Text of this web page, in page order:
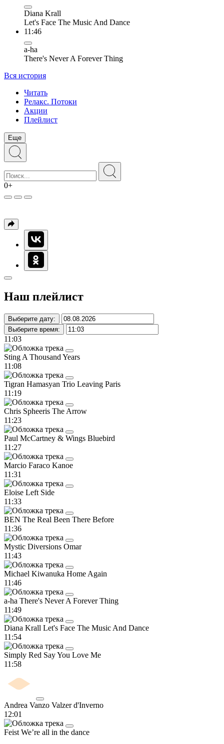
Diana Krall
Let's Face The Music And Dance
11:46
a-ha
There's Never A Forever Thing
Вся история
Читать
Релакс. Потоки
Акции
Плейлист
Еще
0+
Наш плейлист
Выберите дату:
Выберите время:
11:03
Sting A Thousand Years
11:08
Tigran Hamasyan Trio Leaving Paris
11:19
Chris Spheeris The Arrow
11:23
Paul McCartney & Wings Bluebird
11:27
Marcio Faraco Kanoe
11:31
Eloise Left Side
11:33
BEN The Real Been There Before
11:36
Mystic Diversions Omar
11:43
Michael Kiwanuka Home Again
11:46
a-ha There's Never A Forever Thing
11:49
Diana Krall Let's Face The Music And Dance
11:54
Simply Red Say You Love Me
11:58
Andrea Vanzo Valzer d'Inverno
12:01
Feist We’re all in the dance